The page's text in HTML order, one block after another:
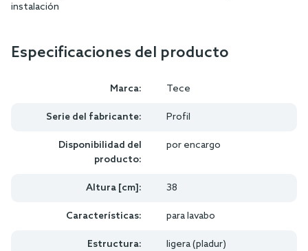
instalación
Especificaciones del producto
Marca: Tece
Serie del fabricante: Profil
Disponibilidad del
producto:
por encargo
Altura [cm]: 38
Características: para lavabo
Estructura: ligera (pladur)